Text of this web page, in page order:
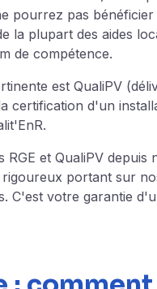
pourrez pas
la plupart des aides
de compétence.
est QualiPV
certification d'un
RGE et QualiPV
portant sur
C'est votre garantie